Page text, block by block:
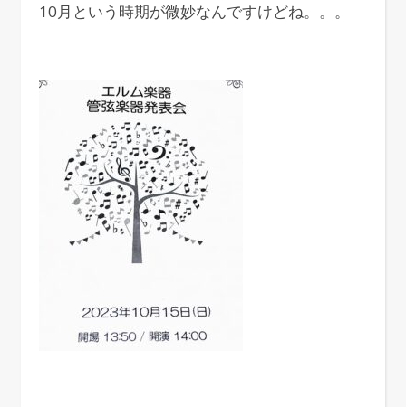
10月という時期が微妙なんですけどね。。。